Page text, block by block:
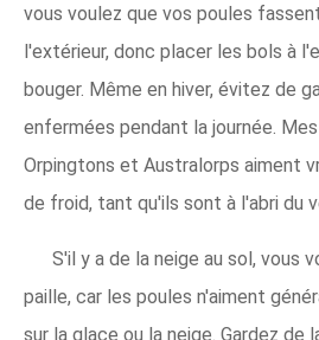
vous voulez que vos poules
l'extérieur, donc placer les bols à
bouger. Même en hiver, évitez de
enfermées pendant la journée.
Orpingtons et Australorps aiment
de froid, tant qu'ils sont à l'abri du
S'il y a de la neige au sol, vous
paille, car les poules n'aiment
sur la glace ou la neige. Gardez de